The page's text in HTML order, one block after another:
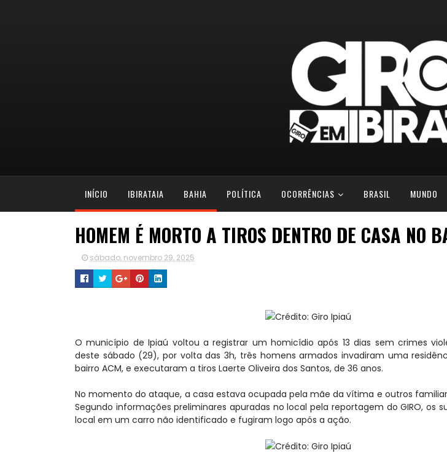
INÍCIO IBIRATAIA BAHIA POLÍTICA OCORRÊNCIAS BRASIL MUNDO
HOMEM É MORTO A TIROS DENTRO DE CASA NO
sábado, novembro 29, 2025
Crédito: Giro Ipiaú
O município de Ipiaú voltou a registrar um homicídio após 13 dias sem crimes
deste sábado (29), por volta das 3h, três homens armados invadiram uma
bairro ACM, e executaram a tiros Laerte Oliveira dos Santos, de 36 anos.
No momento do ataque, a casa estava ocupada pela mãe da vítima e outros
Segundo informações preliminares apuradas no local pela reportagem do GIRO, os
local em um carro não identificado e fugiram logo após a ação.
Crédito: Giro Ipiaú